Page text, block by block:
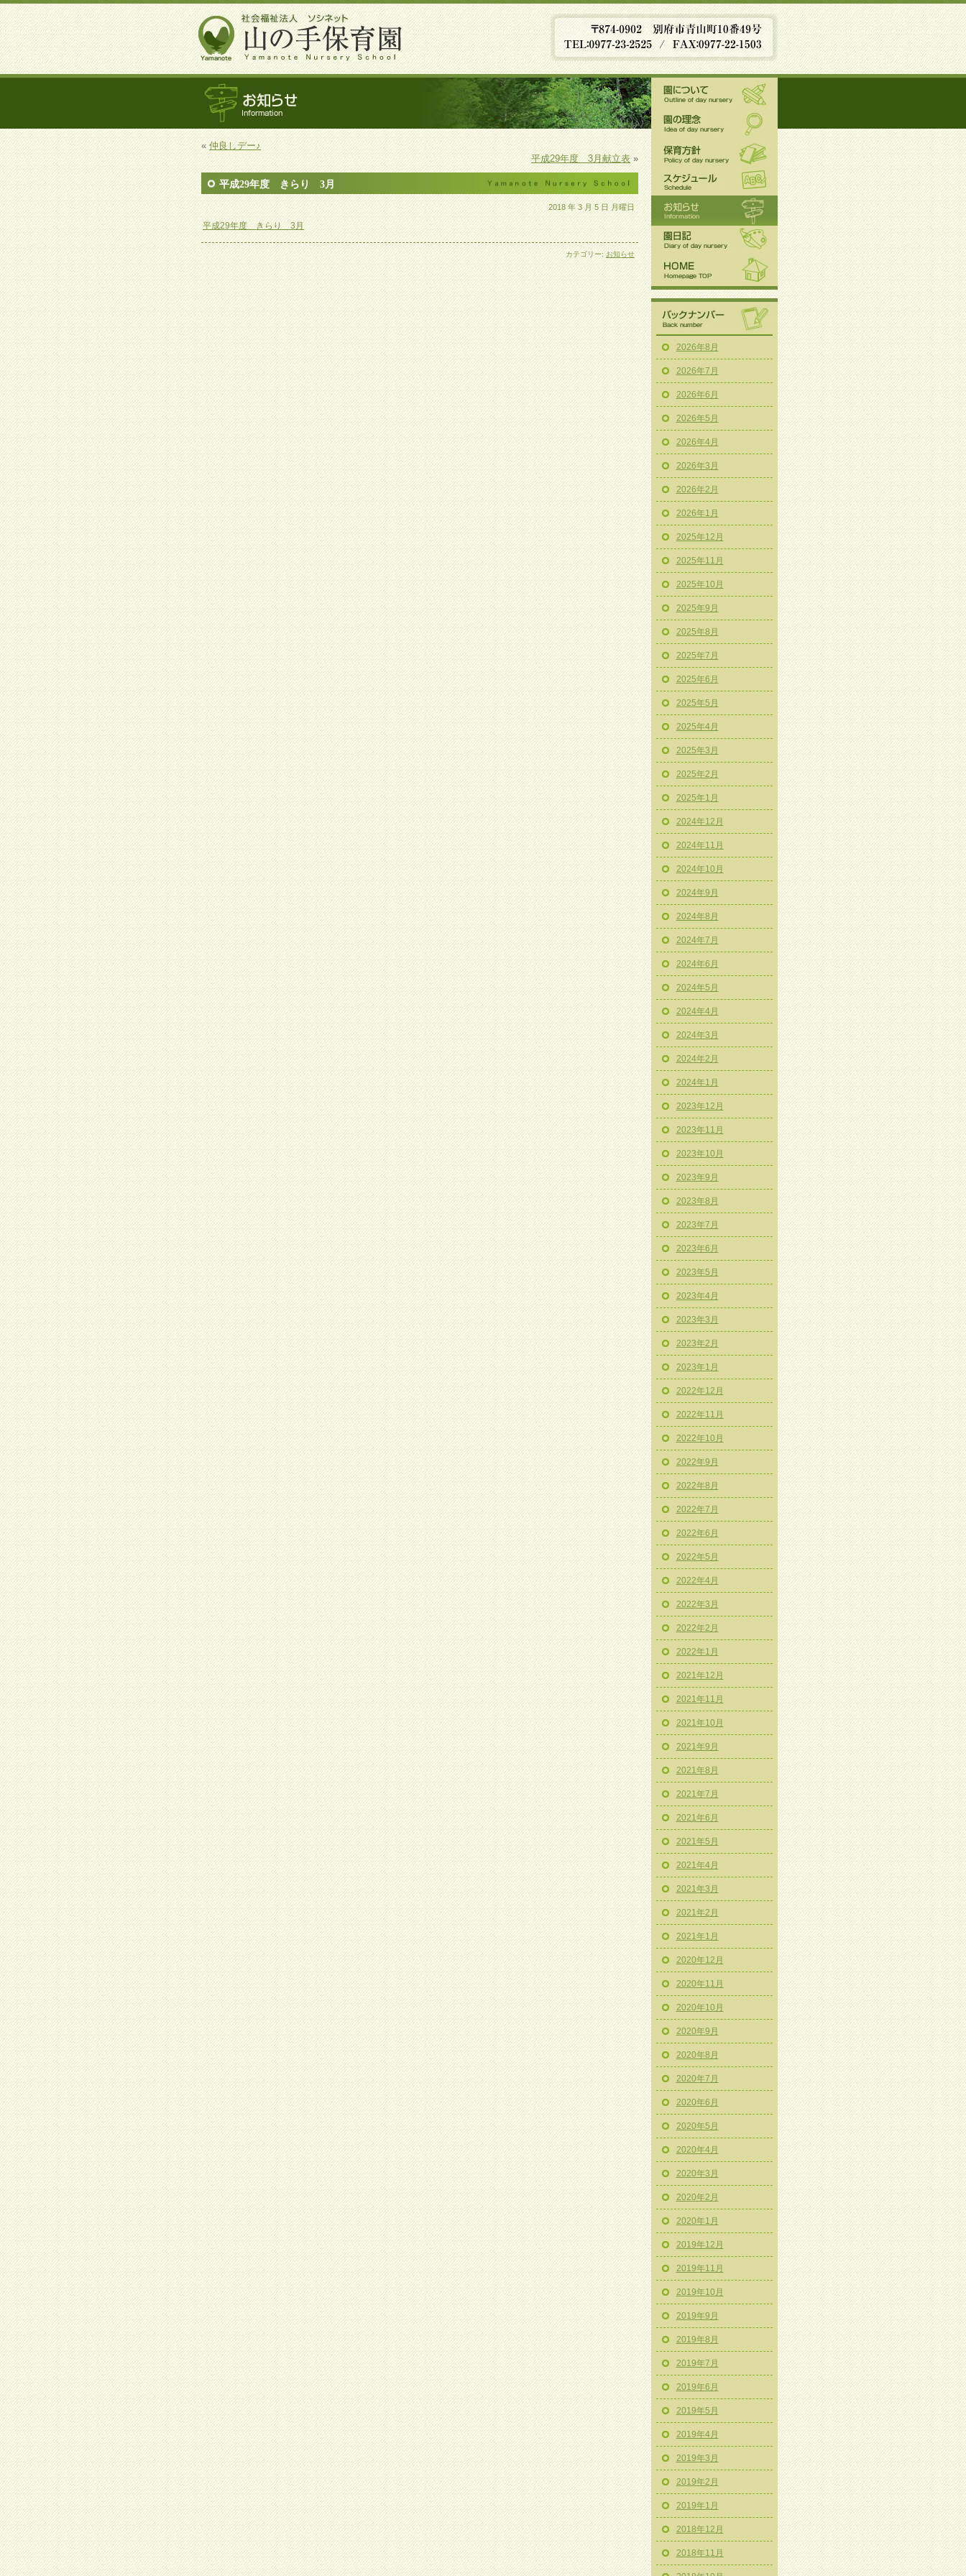
«仲良しデー♪
平成29年度 3月献立表»
平成29年度 きらり 3月
2018 年 3 月 5 日 月曜日
平成29年度 きらり 3月
カテゴリー:お知らせ
2026年8月
2026年7月
2026年6月
2026年5月
2026年4月
2026年3月
2026年2月
2026年1月
2025年12月
2025年11月
2025年10月
2025年9月
2025年8月
2025年7月
2025年6月
2025年5月
2025年4月
2025年3月
2025年2月
2025年1月
2024年12月
2024年11月
2024年10月
2024年9月
2024年8月
2024年7月
2024年6月
2024年5月
2024年4月
2024年3月
2024年2月
2024年1月
2023年12月
2023年11月
2023年10月
2023年9月
2023年8月
2023年7月
2023年6月
2023年5月
2023年4月
2023年3月
2023年2月
2023年1月
2022年12月
2022年11月
2022年10月
2022年9月
2022年8月
2022年7月
2022年6月
2022年5月
2022年4月
2022年3月
2022年2月
2022年1月
2021年12月
2021年11月
2021年10月
2021年9月
2021年8月
2021年7月
2021年6月
2021年5月
2021年4月
2021年3月
2021年2月
2021年1月
2020年12月
2020年11月
2020年10月
2020年9月
2020年8月
2020年7月
2020年6月
2020年5月
2020年4月
2020年3月
2020年2月
2020年1月
2019年12月
2019年11月
2019年10月
2019年9月
2019年8月
2019年7月
2019年6月
2019年5月
2019年4月
2019年3月
2019年2月
2019年1月
2018年12月
2018年11月